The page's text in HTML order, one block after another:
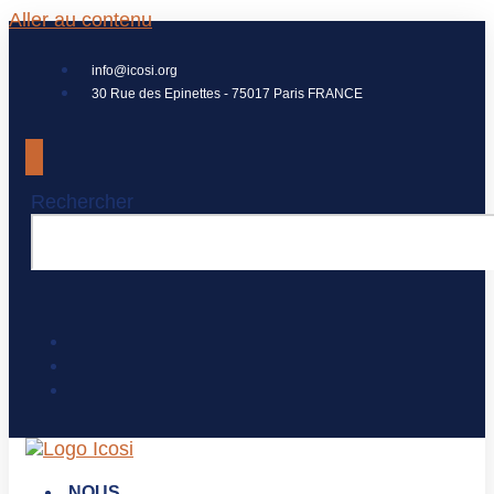
Aller au contenu
info@icosi.org
30 Rue des Epinettes - 75017 Paris FRANCE
Rechercher